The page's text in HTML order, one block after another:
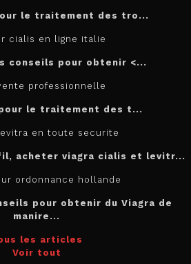
le traitement des tro...
cialis en ligne italie
conseils pour obtenir <...
professionnelle
le traitement des t...
en toute securite
acheter viagra cialis et levitr...
ordonnance hollande
pour obtenir du Viagra de
manire...
les articles
Voir tout